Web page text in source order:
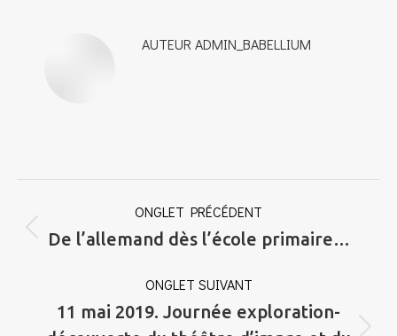
AUTEUR ADMIN_BABELLIUM
DE
COMMENTAIRE
ONGLET PRÉCÉDENT
Onglet
De l’allemand dès l’école primaire…
ONGLET SUIVANT
11 mai 2019. Journée exploration-